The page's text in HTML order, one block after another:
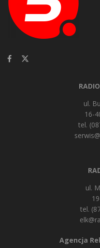
ul.
16-
tel.
ul.
tel.
Agencja